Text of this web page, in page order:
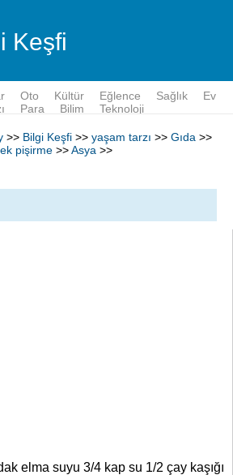
Keşfi
Oto Kültür Eğlence Sağlık
Ev
Para Bilim Teknoloji
>> Bilgi Keşfi >> yaşam tarzı >> Gıda >>
pişirme >>Asya >>
elma suyu 3/4 kap su 1/2 çay kaşığı